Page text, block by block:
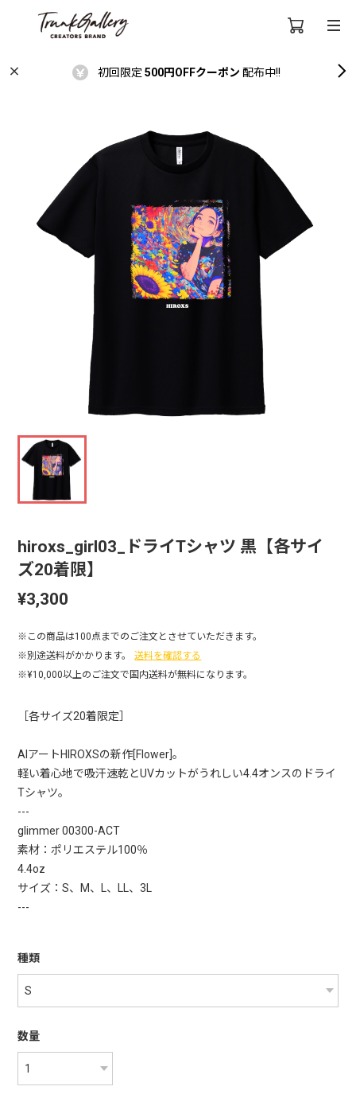
初回限定 500円OFFクーポン 配布中!!
hiroxs_girl03_ドライTシャツ 黒【各サイ
ズ20着限】
¥3,300
※この商品は100点までのご注文とさせていただきます。
※別途送料がかかります。
送料を確認する
※¥10,000以上のご注文で国内送料が無料になります。
［各サイズ20着限定］
AIアートHIROXSの新作[Flower]。
軽い着心地で吸汗速乾とUVカットがうれしい4.4オンスのドライ
Tシャツ。
---
glimmer 00300-ACT
素材：ポリエステル100％
4.4oz
サイズ：S、M、L、LL、3L
---
種類
数量